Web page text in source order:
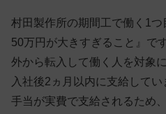
村田製作所の期間工で働く1
50万円が大きすぎること』で
外から転入して働く人を対象に
入社後2ヵ月以内に支給 して
手当が実費で支給されるため